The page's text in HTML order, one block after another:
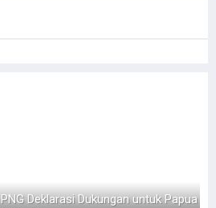
Dukungan untuk Papua Barat